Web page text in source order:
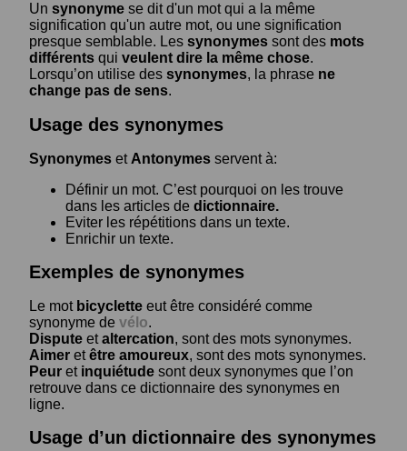
Un synonyme se dit d'un mot qui a la même
signification qu'un autre mot, ou une signification
presque semblable. Les synonymes sont des mots
différents qui veulent dire la même chose.
Lorsqu’on utilise des synonymes, la phrase ne
change pas de sens.
Usage des synonymes
Synonymes et Antonymes servent à:
Définir un mot. C’est pourquoi on les trouve
dans les articles de dictionnaire.
Eviter les répétitions dans un texte.
Enrichir un texte.
Exemples de synonymes
Le mot bicyclette eut être considéré comme
synonyme de vélo.
Dispute etaltercation, sont des mots synonymes.
Aimer etêtre amoureux, sont des mots synonymes.
Peur et inquiétude sont deux synonymes que l’on
retrouve dans ce dictionnaire des synonymes en
ligne.
Usage d’un dictionnaire des synonymes